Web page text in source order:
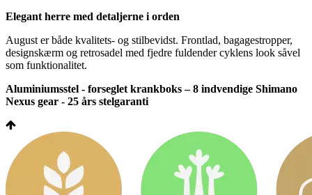
Elegant herre med detaljerne i orden
August er både kvalitets- og stilbevidst. Frontlad, bagagestropper,
designskærm og retrosadel med fjedre fuldender cyklens look såvel
som funktionalitet.
Aluminiumsstel - forseglet krankboks – 8 indvendige Shimano
Nexus gear - 25 års stelgaranti